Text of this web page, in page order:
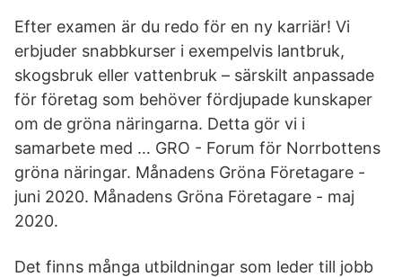
Efter examen är du redo för en ny karriär! Vi
erbjuder snabbkurser i exempelvis lantbruk,
skogsbruk eller vattenbruk – särskilt anpassade
för företag som behöver fördjupade kunskaper
om de gröna näringarna. Detta gör vi i
samarbete med … GRO - Forum för Norrbottens
gröna näringar. Månadens Gröna Företagare -
juni 2020. Månadens Gröna Företagare - maj
2020.
Det finns många utbildningar som leder till jobb